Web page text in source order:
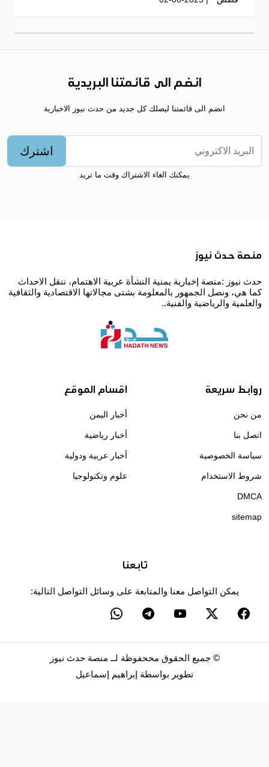
انضم الى قائمتنا البريدية
انضم الى قائمتنا ليصلك كل جديد من حدث نيوز الاخبارية
اشترك
يمكنك الغاء الاشتراك وقت ما تريد
منصة حدث نيوز
حدث نيوز :منصة إخبارية يمنية النشأة عربية الاهتمام، ننقل الاحداث
كما هي، ونصل الجمهور بالمعلومة بشتى مجالاتها الاقتصادية والثقافية
والعلمية والرياضية والفنية..
روابط سريعة
من نحن
اتصل بنا
سياسة الخصوصية
شروط الاستخدام
DMCA
sitemap
اقسام الموقع
أخبار اليمن
أخبار رياضية
أخبار عربية ودولية
علوم وتكنولوجيا
تابعنا
يمكن التواصل معنا والمتابعة على وسائل التواصل التالية:
© جميع الحقوق مححفوظة لــ منصة حدث نيوز
تطوير بواسطة إبراهيم إسماعيل